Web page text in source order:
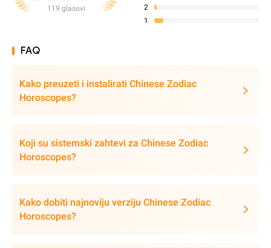
119 glasovi
2
1
FAQ
Kako preuzeti i instalirati Chinese Zodiac
Horoscopes?
Koji su sistemski zahtevi za Chinese Zodiac
Horoscopes?
Kako dobiti najnoviju verziju Chinese Zodiac
Horoscopes?